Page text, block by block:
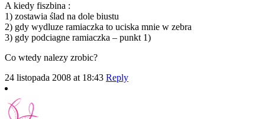
A kiedy fiszbina :
1) zostawia ślad na dole biustu
2) gdy wydluze ramiaczka to uciska mnie w zebra
3) gdy podciagne ramiaczka – punkt 1)
Co wtedy nalezy zrobic?
24 listopada 2008 at 18:43 Reply